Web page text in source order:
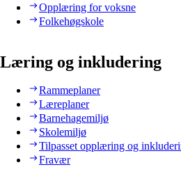
Opplæring for voksne
Folkehøgskole
Læring og inkludering
Rammeplaner
Læreplaner
Barnehagemiljø
Skolemiljø
Tilpasset opplæring og
Fravær